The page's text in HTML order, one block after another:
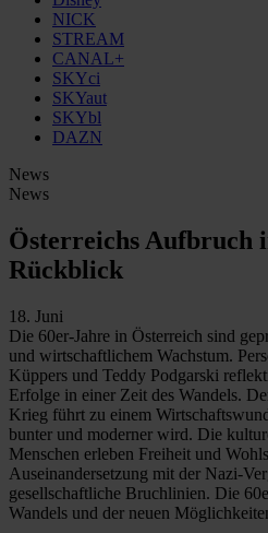
NICK
STREAM
CANAL+
SKYci
SKYaut
SKYbl
DAZN
News
News
Österreichs Aufbruch
Rückblick
18. Juni
Die 60er-Jahre in Österreich sind
und wirtschaftlichem Wachstum.
Küppers und Teddy Podgarski
Erfolge in einer Zeit des Wandels.
Krieg führt zu einem
bunter und moderner wird. Die
Menschen erleben Freiheit und
Auseinandersetzung mit der Nazi-
gesellschaftliche Bruchlinien. Die
Wandels und der neuen